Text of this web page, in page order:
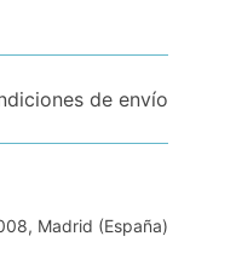
de envío
Madrid (España)